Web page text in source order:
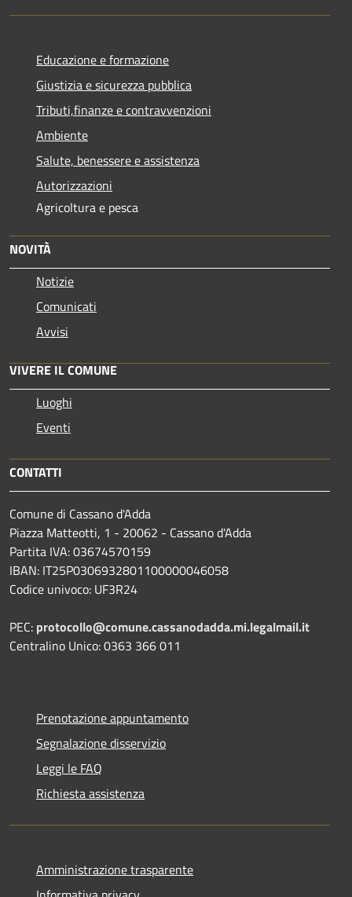
Educazione e formazione
Giustizia e sicurezza pubblica
Tributi,finanze e contravvenzioni
Ambiente
Salute, benessere e assistenza
Autorizzazioni
Agricoltura e pesca
NOVITÀ
Notizie
Comunicati
Avvisi
VIVERE IL COMUNE
Luoghi
Eventi
CONTATTI
Comune di Cassano d'Adda
Piazza Matteotti, 1 - 20062 - Cassano d'Adda
Partita IVA: 03674570159
IBAN: IT25P0306932801100000046058
Codice univoco: UF3R24
PEC: protocollo@comune.cassanodadda.mi.legalmail.it
Centralino Unico: 0363 366 011
Prenotazione appuntamento
Segnalazione disservizio
Leggi le FAQ
Richiesta assistenza
Amministrazione trasparente